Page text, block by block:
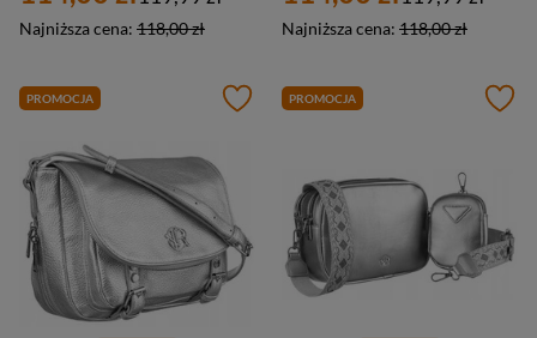
Najniższa cena: 118,00 zł Najniższa cena: 118,00 zł
PROMOCJA PROMOCJA